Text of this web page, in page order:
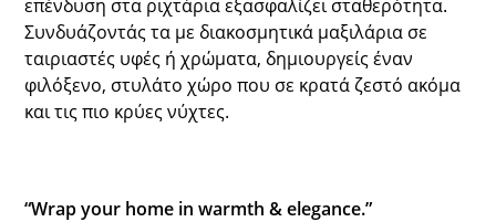
επένδυση στα ριχτάρια εξασφαλίζει σταθερότητα.
Συνδυάζοντάς τα με διακοσμητικά μαξιλάρια σε
ταιριαστές υφές ή χρώματα, δημιουργείς έναν
φιλόξενο, στυλάτο χώρο που σε κρατά ζεστό ακόμα
και τις πιο κρύες νύχτες.
“Wrap your home in warmth & elegance.”